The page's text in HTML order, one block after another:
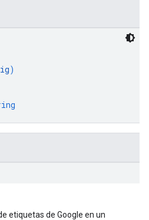
)
etiquetas de Google en un